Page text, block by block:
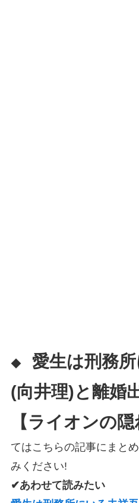
◆ 愛生は刑務
(向井理)と離婚
【ライオンの隠
てはこちらの記事にまと
みください!
✔あわせて読みたい